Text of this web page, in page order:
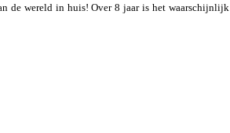
de wereld in huis! Over 8 jaar is het waarschijnlijk